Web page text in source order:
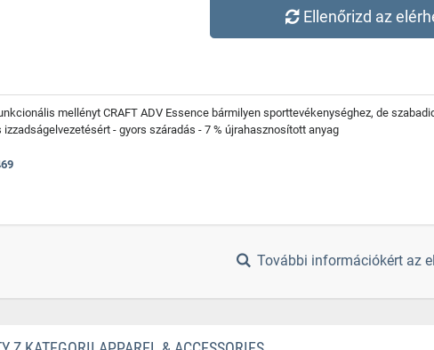
Ellenőrizd az
mellényt CRAFT ADV Essence bármilyen sporttevékenységhez, de
- gyors száradás - 7 % újrahasznosított anyag
További információkért az